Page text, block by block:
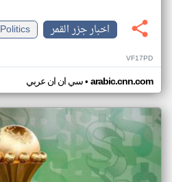
اخبار جزر القمر
Politics
VF17PD
سي ان ان عربي• arabic.cnn.com